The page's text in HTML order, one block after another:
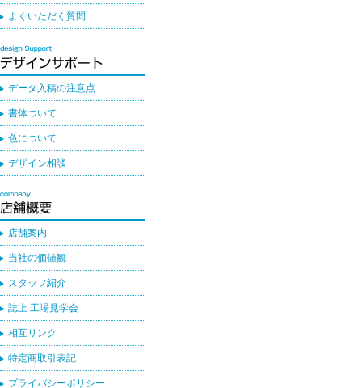
よくいただく質問
データ入稿の注意点
書体ついて
色について
デザイン相談
店舗案内
当社の価値観
スタッフ紹介
誌上 工場見学会
相互リンク
特定商取引表記
プライバシーポリシー